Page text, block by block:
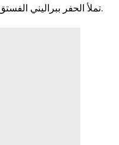
- تملأ الحفر ببراليني الفستق ويرش الكيك بالفستق المجروش.